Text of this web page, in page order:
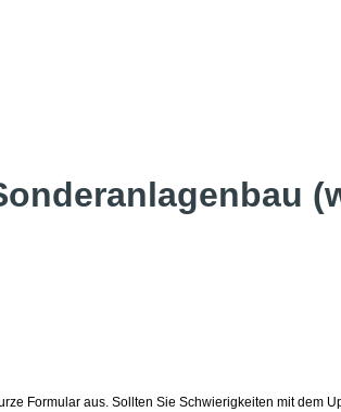
Formular aus. Sollten Sie Schwierigkeiten mit dem